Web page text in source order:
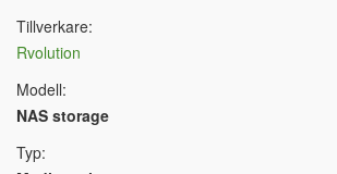
Tillverkare:
Rvolution
Modell:
NAS storage
Typ: